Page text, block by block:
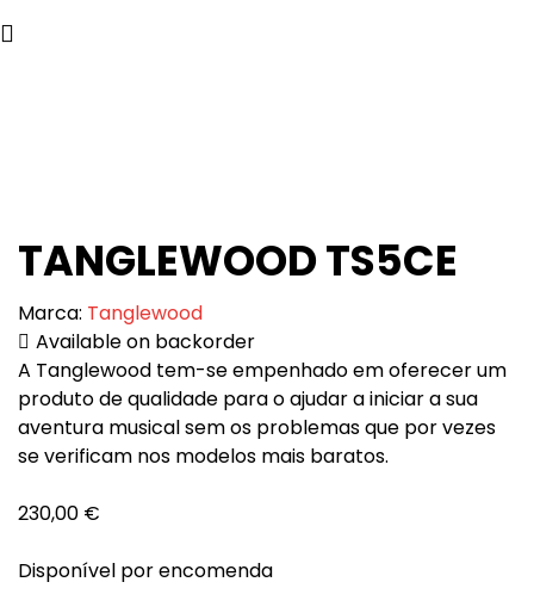
TANGLEWOOD TS5CE
Marca: Tanglewood
Available on backorder
A Tanglewood tem-se empenhado em oferecer um
produto de qualidade para o ajudar a iniciar a sua
aventura musical sem os problemas que por vezes
se verificam nos modelos mais baratos.
230,00 €
Disponível por encomenda